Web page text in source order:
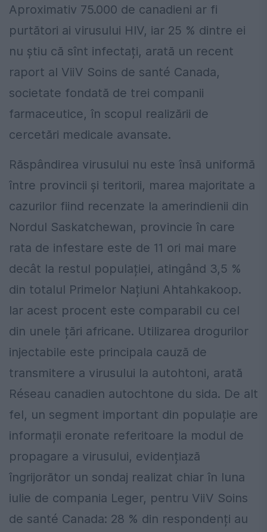
Aproximativ 75.000 de canadieni ar fi
purtători ai virusului HIV, iar 25 % dintre ei
nu știu că sînt infectați, arată un recent
raport al ViiV Soins de santé Canada,
societate fondată de trei companii
farmaceutice, în scopul realizării de
cercetări medicale avansate.
Răspândirea virusului nu este însă uniformă
între provincii și teritorii, marea majoritate a
cazurilor fiind recenzate la amerindienii din
Nordul Saskatchewan, provincie în care
rata de infestare este de 11 ori mai mare
decât la restul populației, atingând 3,5 %
din totalul Primelor Națiuni Ahtahkakoop.
Iar acest procent este comparabil cu cel
din unele țări africane. Utilizarea drogurilor
injectabile este principala cauză de
transmitere a virusului la autohtoni, arată
Réseau canadien autochtone du sida. De alt
fel, un segment important din populație are
informații eronate referitoare la modul de
propagare a virusului, evidențiază
îngrijorător un sondaj realizat chiar în luna
iulie de compania Leger, pentru ViiV Soins
de santé Canada: 28 % din respondenți au